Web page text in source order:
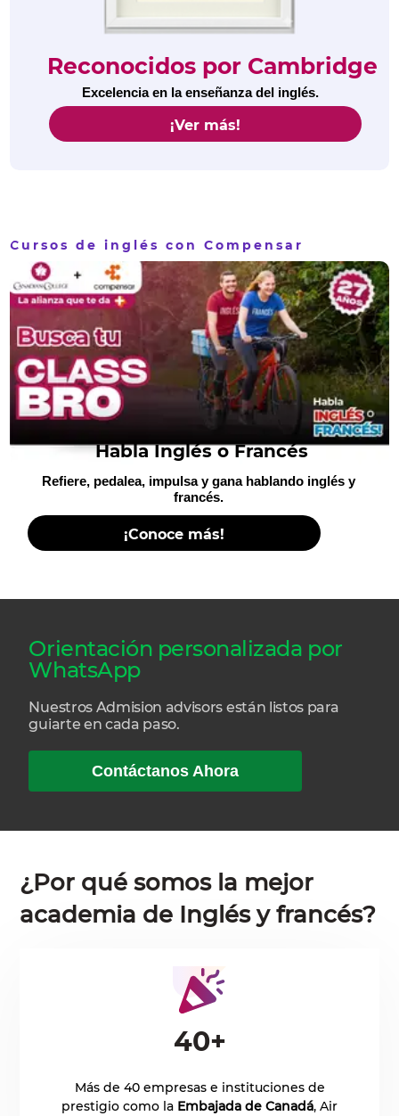
Reconocidos por Cambridge
Excelencia en la enseñanza del inglés.
¡Ver más!
Cursos de inglés con Compensar
Habla Inglés o Francés
Refiere, pedalea, impulsa y gana hablando inglés y
francés.
¡Conoce más!
Orientación personalizada por
WhatsApp
Nuestros Admision advisors están listos para
guiarte en cada paso.
Contáctanos Ahora
¿Por qué somos la mejor
academia de Inglés y francés?
40+
Más de 40 empresas e instituciones de
prestigio como la Embajada de Canadá, Air